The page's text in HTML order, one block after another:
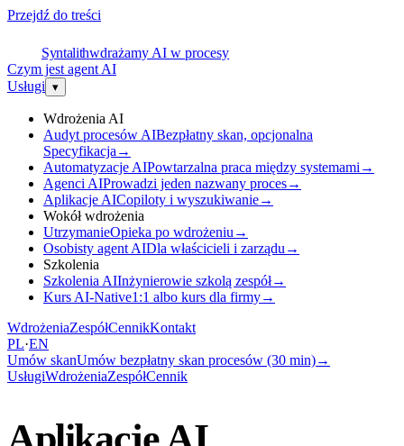
Przejdź do treści
Syntalithwdrażamy AI w procesy
Czym jest agent AI
Usługi ▾
Wdrożenia AI
Audyt procesów AIBezpłatny skan, opcjonalna
Specyfikacja →
Automatyzacje AIPowtarzalna praca między systemami →
Agenci AIProwadzi jeden nazwany proces→
Aplikacje AICopiloty i wyszukiwanie→
Wokół wdrożenia
UtrzymanieOpieka po wdrożeniu →
Osobisty agent AIDla właścicieli i zarządu →
Szkolenia
Szkolenia AIInżynierowie szkolą zespół→
Kurs AI-Native1:1 albo kurs dla firmy→
WdrożeniaZespółCennikKontakt
PL·EN
Umów skanUmów bezpłatny skan procesów (30 min)→
UsługiWdrożeniaZespółCennik